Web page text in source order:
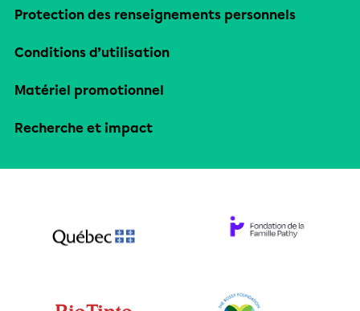
Protection des renseignements personnels
Conditions d’utilisation
Matériel promotionnel
Recherche et impact